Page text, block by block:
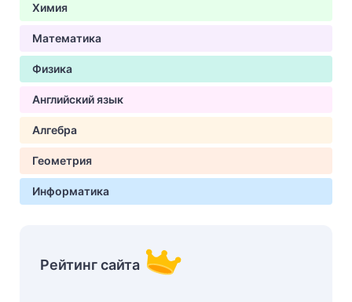
Химия
Математика
Физика
Английский язык
Алгебра
Геометрия
Информатика
Рейтинг сайта